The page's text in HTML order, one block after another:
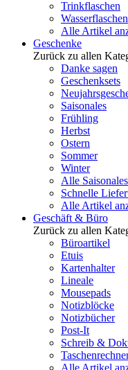
Trinkflaschen
Wasserflaschen
Alle Artikel
Geschenke
Zurück zu allen
Danke sagen
Geschenksets
Saisonales
Frühling
Herbst
Ostern
Sommer
Winter
Alle
Schnelle
Alle Artikel
Geschäft & Büro
Zurück zu allen
Büroartikel
Etuis
Kartenhalter
Lineale
Mousepads
Notizblöcke
Notizbücher
Post-It
Schreib &
Alle Artikel